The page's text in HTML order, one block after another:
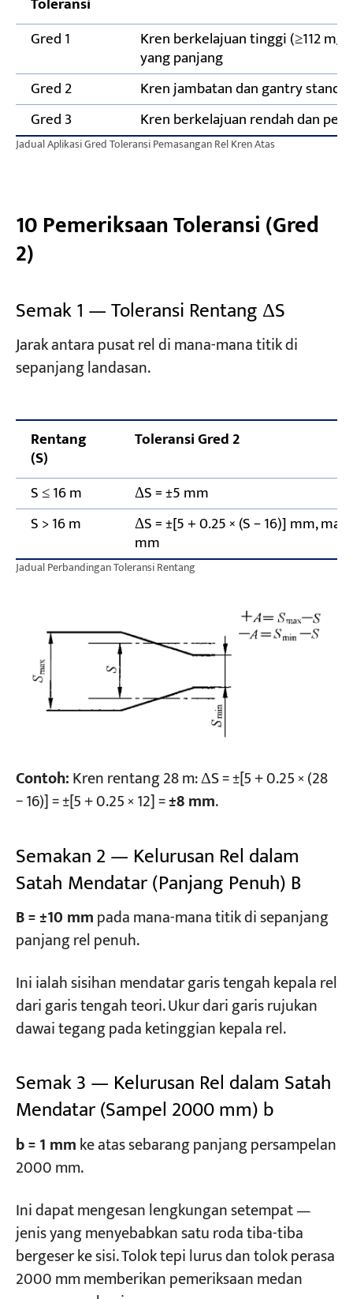
Gred 1
Kren berkelajuan tinggi (≥112 m/
yang panjang
Gred 2
Kren jambatan dan gantry
Gred 3
Kren berkelajuan rendah dan
Jadual Aplikasi Gred Toleransi Pemasangan Rel Kren Atas
10 Pemeriksaan Toleransi (Gred
2)
Semak 1 — Toleransi Rentang ΔS
Jarak antara pusat rel di mana-mana titik di
sepanjang landasan.
Rentang
(S)
Toleransi Gred 2
S ≤ 16 m
ΔS = ±5 mm
S > 16 m
ΔS = ±[5 + 0.25 × (S − 16)] mm,
mm
Jadual Perbandingan Toleransi Rentang
Contoh:Kren rentang 28 m: ΔS = ±[5 + 0.25 × (28
− 16)] = ±[5 + 0.25 × 12] =±8 mm.
Semakan 2 — Kelurusan Rel dalam
Satah Mendatar (Panjang Penuh) B
B = ±10 mmpada mana-mana titik di sepanjang
panjang rel penuh.
Ini ialah sisihan mendatar garis tengah kepala rel
dari garis tengah teori. Ukur dari garis rujukan
dawai tegang pada ketinggian kepala rel.
Semak 3 — Kelurusan Rel dalam Satah
Mendatar (Sampel 2000 mm) b
b = 1 mmke atas sebarang panjang persampelan
2000 mm.
Ini dapat mengesan lengkungan setempat —
jenis yang menyebabkan satu roda tiba-tiba
bergeser ke sisi. Tolok tepi lurus dan tolok perasa
2000 mm memberikan pemeriksaan medan